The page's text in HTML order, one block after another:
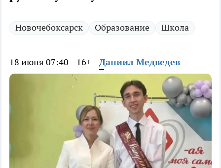
Новочебоксарск Образование Школа
18 июня 07:40 16+ Даниил Медведев